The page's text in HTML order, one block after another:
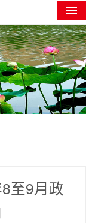
至9月政